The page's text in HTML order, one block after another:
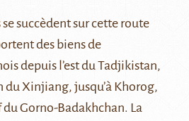
succèdent sur cette route
des biens de
depuis l’est du Tadjikistan,
Xinjiang, jusqu’à Khorog,
Gorno-Badakhchan. La